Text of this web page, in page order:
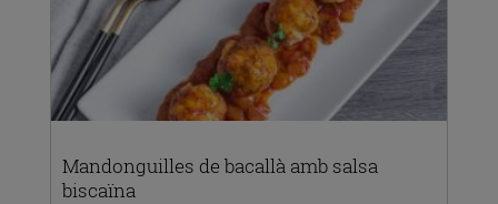
Mandonguilles de bacallà amb salsa
biscaïna